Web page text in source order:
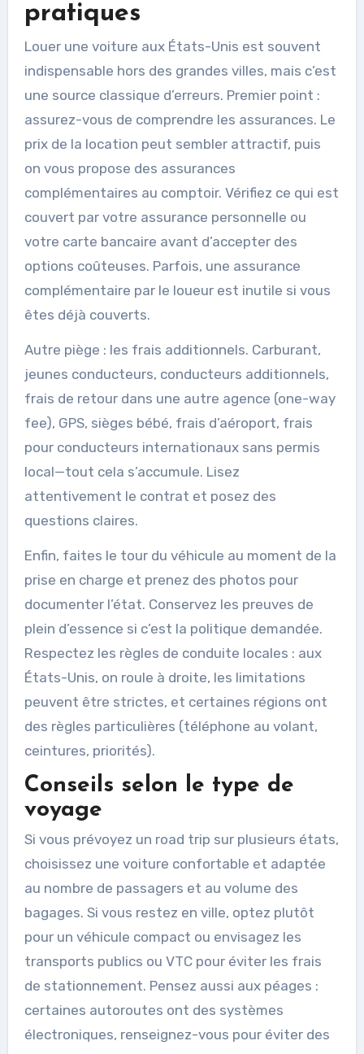
pratiques
Louer une voiture aux États-Unis est souvent
indispensable hors des grandes villes, mais c’est
une source classique d’erreurs. Premier point :
assurez-vous de comprendre les assurances. Le
prix de la location peut sembler attractif, puis
on vous propose des assurances
complémentaires au comptoir. Vérifiez ce qui est
couvert par votre assurance personnelle ou
votre carte bancaire avant d’accepter des
options coûteuses. Parfois, une assurance
complémentaire par le loueur est inutile si vous
êtes déjà couverts.
Autre piège : les frais additionnels. Carburant,
jeunes conducteurs, conducteurs additionnels,
frais de retour dans une autre agence (one-way
fee), GPS, sièges bébé, frais d’aéroport, frais
pour conducteurs internationaux sans permis
local—tout cela s’accumule. Lisez
attentivement le contrat et posez des
questions claires.
Enfin, faites le tour du véhicule au moment de la
prise en charge et prenez des photos pour
documenter l’état. Conservez les preuves de
plein d’essence si c’est la politique demandée.
Respectez les règles de conduite locales : aux
États-Unis, on roule à droite, les limitations
peuvent être strictes, et certaines régions ont
des règles particulières (téléphone au volant,
ceintures, priorités).
Conseils selon le type de
voyage
Si vous prévoyez un road trip sur plusieurs états,
choisissez une voiture confortable et adaptée
au nombre de passagers et au volume des
bagages. Si vous restez en ville, optez plutôt
pour un véhicule compact ou envisagez les
transports publics ou VTC pour éviter les frais
de stationnement. Pensez aussi aux péages :
certaines autoroutes ont des systèmes
électroniques, renseignez-vous pour éviter des